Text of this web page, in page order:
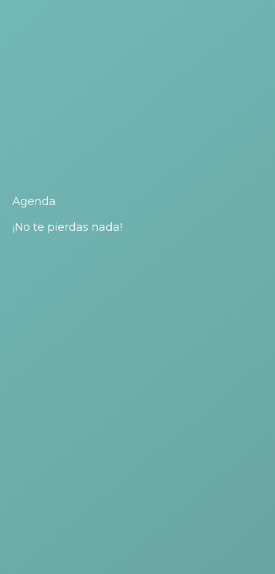
Agenda
¡No te pierdas nada!